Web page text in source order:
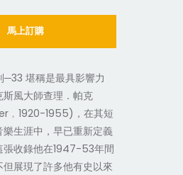
馬上訂購
堪稱是最具影響力
風大師查理．帕克
1955)，在其短
生涯中，早已重新定義
張收錄他在1947-53年間
展現了許多他有史以來